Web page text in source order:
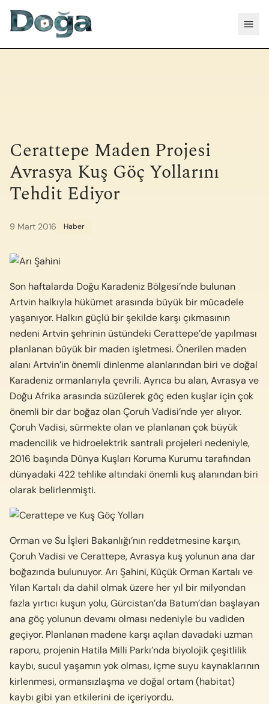
Cerattepe Maden Projesi
Avrasya Kuş Göç Yollarını
Tehdit Ediyor
9 Mart 2016 Haber
Son haftalarda Doğu Karadeniz Bölgesi’nde bulunan
Artvin halkıyla hükümet arasında büyük bir mücadele
yaşanıyor. Halkın güçlü bir şekilde karşı çıkmasının
nedeni Artvin şehrinin üstündeki Cerattepe’de yapılması
planlanan büyük bir maden işletmesi. Önerilen maden
alanı Artvin’in önemli dinlenme alanlarından biri ve doğal
Karadeniz ormanlarıyla çevrili. Ayrıca bu alan, Avrasya ve
Doğu Afrika arasında süzülerek göç eden kuşlar için çok
önemli bir dar boğaz olan Çoruh Vadisi’nde yer alıyor.
Çoruh Vadisi, sürmekte olan ve planlanan çok büyük
madencilik ve hidroelektrik santrali projeleri nedeniyle,
2016 başında Dünya Kuşları Koruma Kurumu tarafından
dünyadaki 422 tehlike altındaki önemli kuş alanından biri
olarak belirlenmişti.
Orman ve Su İşleri Bakanlığı’nın reddetmesine karşın,
Çoruh Vadisi ve Cerattepe, Avrasya kuş yolunun ana dar
boğazında bulunuyor. Arı Şahini, Küçük Orman Kartalı ve
Yılan Kartalı da dahil olmak üzere her yıl bir milyondan
fazla yırtıcı kuşun yolu, Gürcistan’da Batum’dan başlayan
ana göç yolunun devamı olması nedeniyle bu vadiden
geçiyor. Planlanan madene karşı açılan davadaki uzman
raporu, projenin Hatila Milli Parkı’nda biyolojik çeşitlilik
kaybı, sucul yaşamın yok olması, içme suyu kaynaklarının
kirlenmesi, ormansızlaşma ve doğal ortam (habitat)
kaybı gibi yan etkilerini de içeriyordu.